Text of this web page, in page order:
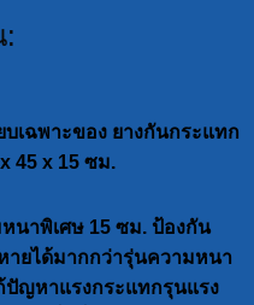
บเฉพาะของ ยางกันกระแทก
45 x 15 ซม.
นาพิเศษ 15 ซม. ป้องกัน
ายได้มากกว่ารุ่นความหนา
ปัญหาแรงกระแทกรุนแรง